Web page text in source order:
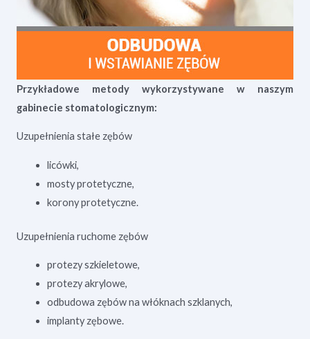
Przykładowe metody wykorzystywane w naszym
gabinecie stomatologicznym:
Uzupełnienia stałe zębów
licówki,
mosty protetyczne,
korony protetyczne.
Uzupełnienia ruchome zębów
protezy szkieletowe,
protezy akrylowe,
odbudowa zębów na włóknach szklanych,
implanty zębowe.